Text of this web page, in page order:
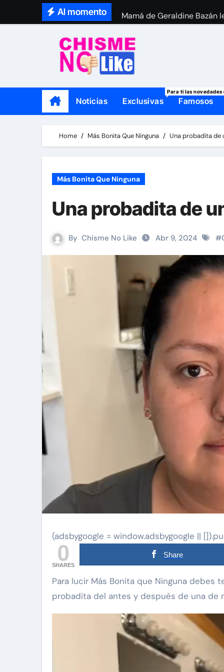
Al momento
Mamá de Geraldine Bazán
Noticias Exclusivas
Para ti las
Famosos
Home Más Bonita Que Ninguna Una probadita de
Más Bonita Que Ninguna
Una probadita de
By Chisme No Like Abr 9, 2024 #
(adsbygoogle = window.adsbygoogle ||
0
SHARES
Share
Para lucir Más Bonita que Ninguna debes tener tu kit de maquillaje. Te mostramos una
probadita del antes y después de una de